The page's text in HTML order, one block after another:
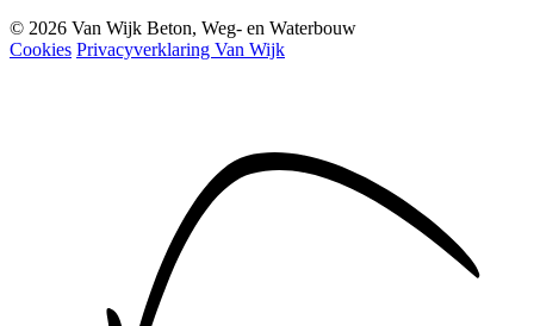
© 2026 Van Wijk Beton, Weg- en Waterbouw
Cookies Privacyverklaring Van Wijk